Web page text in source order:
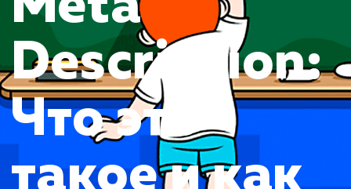
Meta
Что это